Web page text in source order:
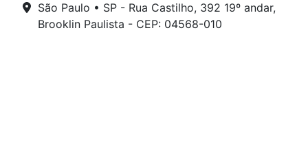
São Paulo • SP - Rua Castilho, 392 19º andar,
Brooklin Paulista - CEP: 04568-010